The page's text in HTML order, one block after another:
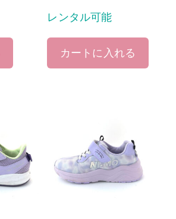
レンタル可能
カートに入れる